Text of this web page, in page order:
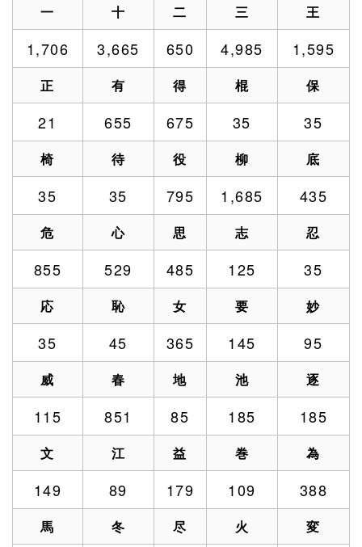
一 十 二 三 王
1,706 3,665 650 4,985 1,595
正 有 得 棍 保
21 655 675 35 35
椅 待 役 柳 底
35 35 795 1,685 435
危 心 思 志 忍
855 529 485 125 35
応 恥 女 要 妙
35 45 365 145 95
威 春 地 池 逐
115 851 85 185 185
文 江 益 巻 為
149 89 179 109 388
馬 冬 尽 火 変